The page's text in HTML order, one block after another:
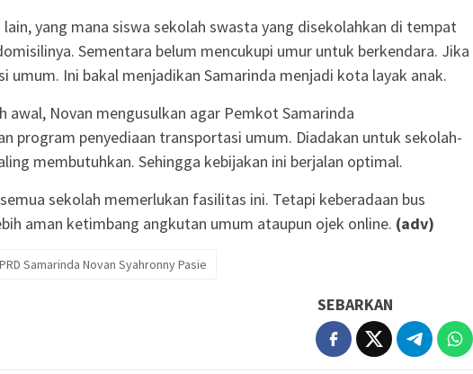
lain, yang mana siswa sekolah swasta yang disekolahkan di tempat
Sementara belum mencukupi umur untuk berkendara. Jika
umum. Ini bakal menjadikan Samarinda menjadi kota layak anak.
awal, Novan mengusulkan agar Pemkot Samarinda
program penyediaan transportasi umum. Diadakan untuk sekolah-
membutuhkan. Sehingga kebijakan ini berjalan optimal.
sekolah memerlukan fasilitas ini. Tetapi keberadaan bus
aman ketimbang angkutan umum ataupun ojek online. (adv)
Samarinda Novan Syahronny Pasie
SEBARKAN